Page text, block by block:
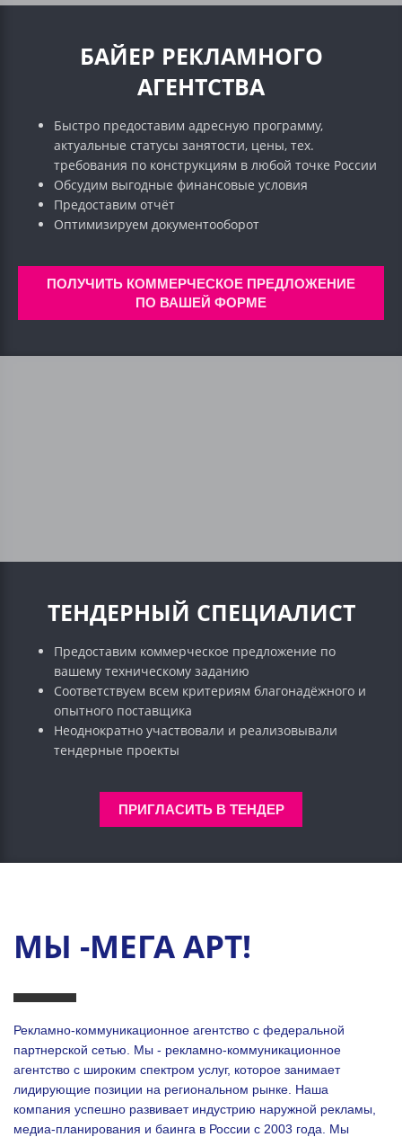
БАЙЕР РЕКЛАМНОГО
АГЕНТСТВА
Быстро предоставим адресную программу,
актуальные статусы занятости, цены, тех.
требования по конструкциям в любой точке России
Обсудим выгодные финансовые условия
Предоставим отчёт
Оптимизируем документооборот
ПОЛУЧИТЬ КОММЕРЧЕСКОЕ ПРЕДЛОЖЕНИЕ
ПО ВАШЕЙ ФОРМЕ
ТЕНДЕРНЫЙ СПЕЦИАЛИСТ
Предоставим коммерческое предложение по
вашему техническому заданию
Соответствуем всем критериям благонадёжного и
опытного поставщика
Неоднократно участвовали и реализовывали
тендерные проекты
ПРИГЛАСИТЬ В ТЕНДЕР
МЫ -МЕГА АРТ!
Рекламно-коммуникационное агентство с федеральной
партнерской сетью. Мы - рекламно-коммуникационное
агентство с широким спектром услуг, которое занимает
лидирующие позиции на региональном рынке. Наша
компания успешно развивает индустрию наружной рекламы,
медиа-планирования и баинга в России с 2003 года. Мы